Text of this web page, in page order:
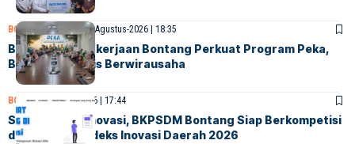
BONTANGSOCIETY4-Agustus-2026 | 18:35
BPJS Ketenagakerjaan Bontang Perkuat Program Peka,
Bekali Ahli Waris Berwirausaha
BONTANG 28-Juli-2026 | 17:44
Siapkan Lima Inovasi, BKPSDM Bontang Siap Berkompetisi
dalam Ajang Indeks Inovasi Daerah 2026